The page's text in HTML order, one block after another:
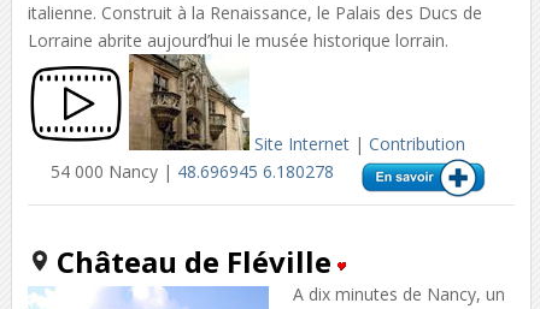
italienne. Construit à la Renaissance, le Palais des Ducs de
Lorraine abrite aujourd’hui le musée historique lorrain.
Site Internet| Contribution
54 000 Nancy | 48.696945 6.180278
Château de Fléville
A dix minutes de Nancy, un